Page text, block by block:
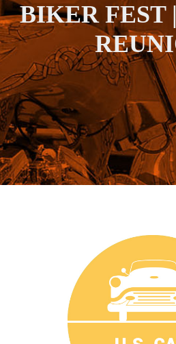
BIKER FEST